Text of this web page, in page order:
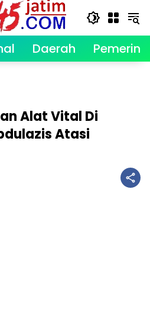
Daerah
Alat Vital Di
Atasi